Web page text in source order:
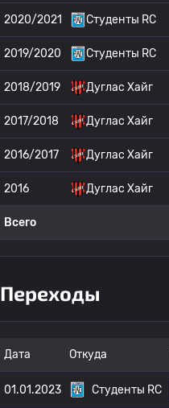
2020/2021 Студенты RC
2019/2020 Студенты RC
2018/2019 Дуглас Хайг
2017/2018 Дуглас Хайг
2016/2017 Дуглас Хайг
2016 Дуглас Хайг
Всего
Переходы
Дата Откуда
01.01.2023 Студенты RC